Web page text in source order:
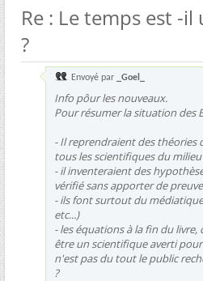
Re : Le temps est -
?
Envoyé par _Goel_
Info pôur les nouveaux.
Pour résumer la situation des
- Il reprendraient des théories
tous les scientifiques du milieu
- il inventeraient des
vérifié sans apporter de
- ils font surtout du
etc...)
- les équations à la fin du livre,
être un scientifique averti
n'est pas du tout le public
?